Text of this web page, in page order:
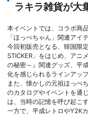
ラキラ雑貨が大
本イベントでは、コラボ商
「ほっぺちゃん」関連アイ
今回初販売となる、韓国限
STICKER」をはじめ、アニ
の秘密～』関連グッズ、平
化を感じられるラインアッ
また、懐かしの元祖ほっぺ
のカタログやイベントを通
は、当時の記憶を呼び起こ
一方で、平成レトロやY2K